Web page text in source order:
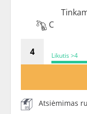
C
Likutis >4
Atsiėmimas